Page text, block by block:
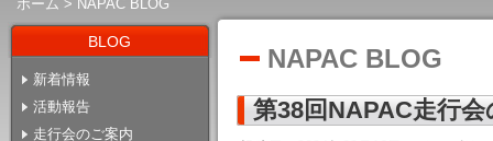
ホーム > NAPAC BLOG
BLOG
新着情報
活動報告
走行会のご案内
NAPAC BLOG
第38回NAPAC走行